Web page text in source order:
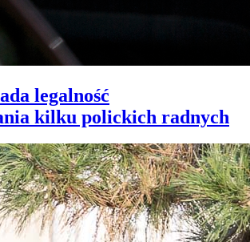
legalność
kilku polickich radnych